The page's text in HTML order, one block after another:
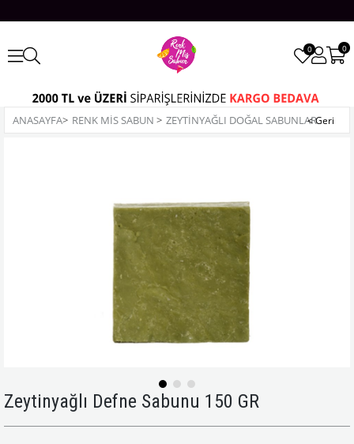
0
0
ANASAYFA> RENK MİS SABUN > ZEYTINYAĞLI DOĞAL SABUNLAR
Zeytinyağlı Defne Sabunu 150 GR